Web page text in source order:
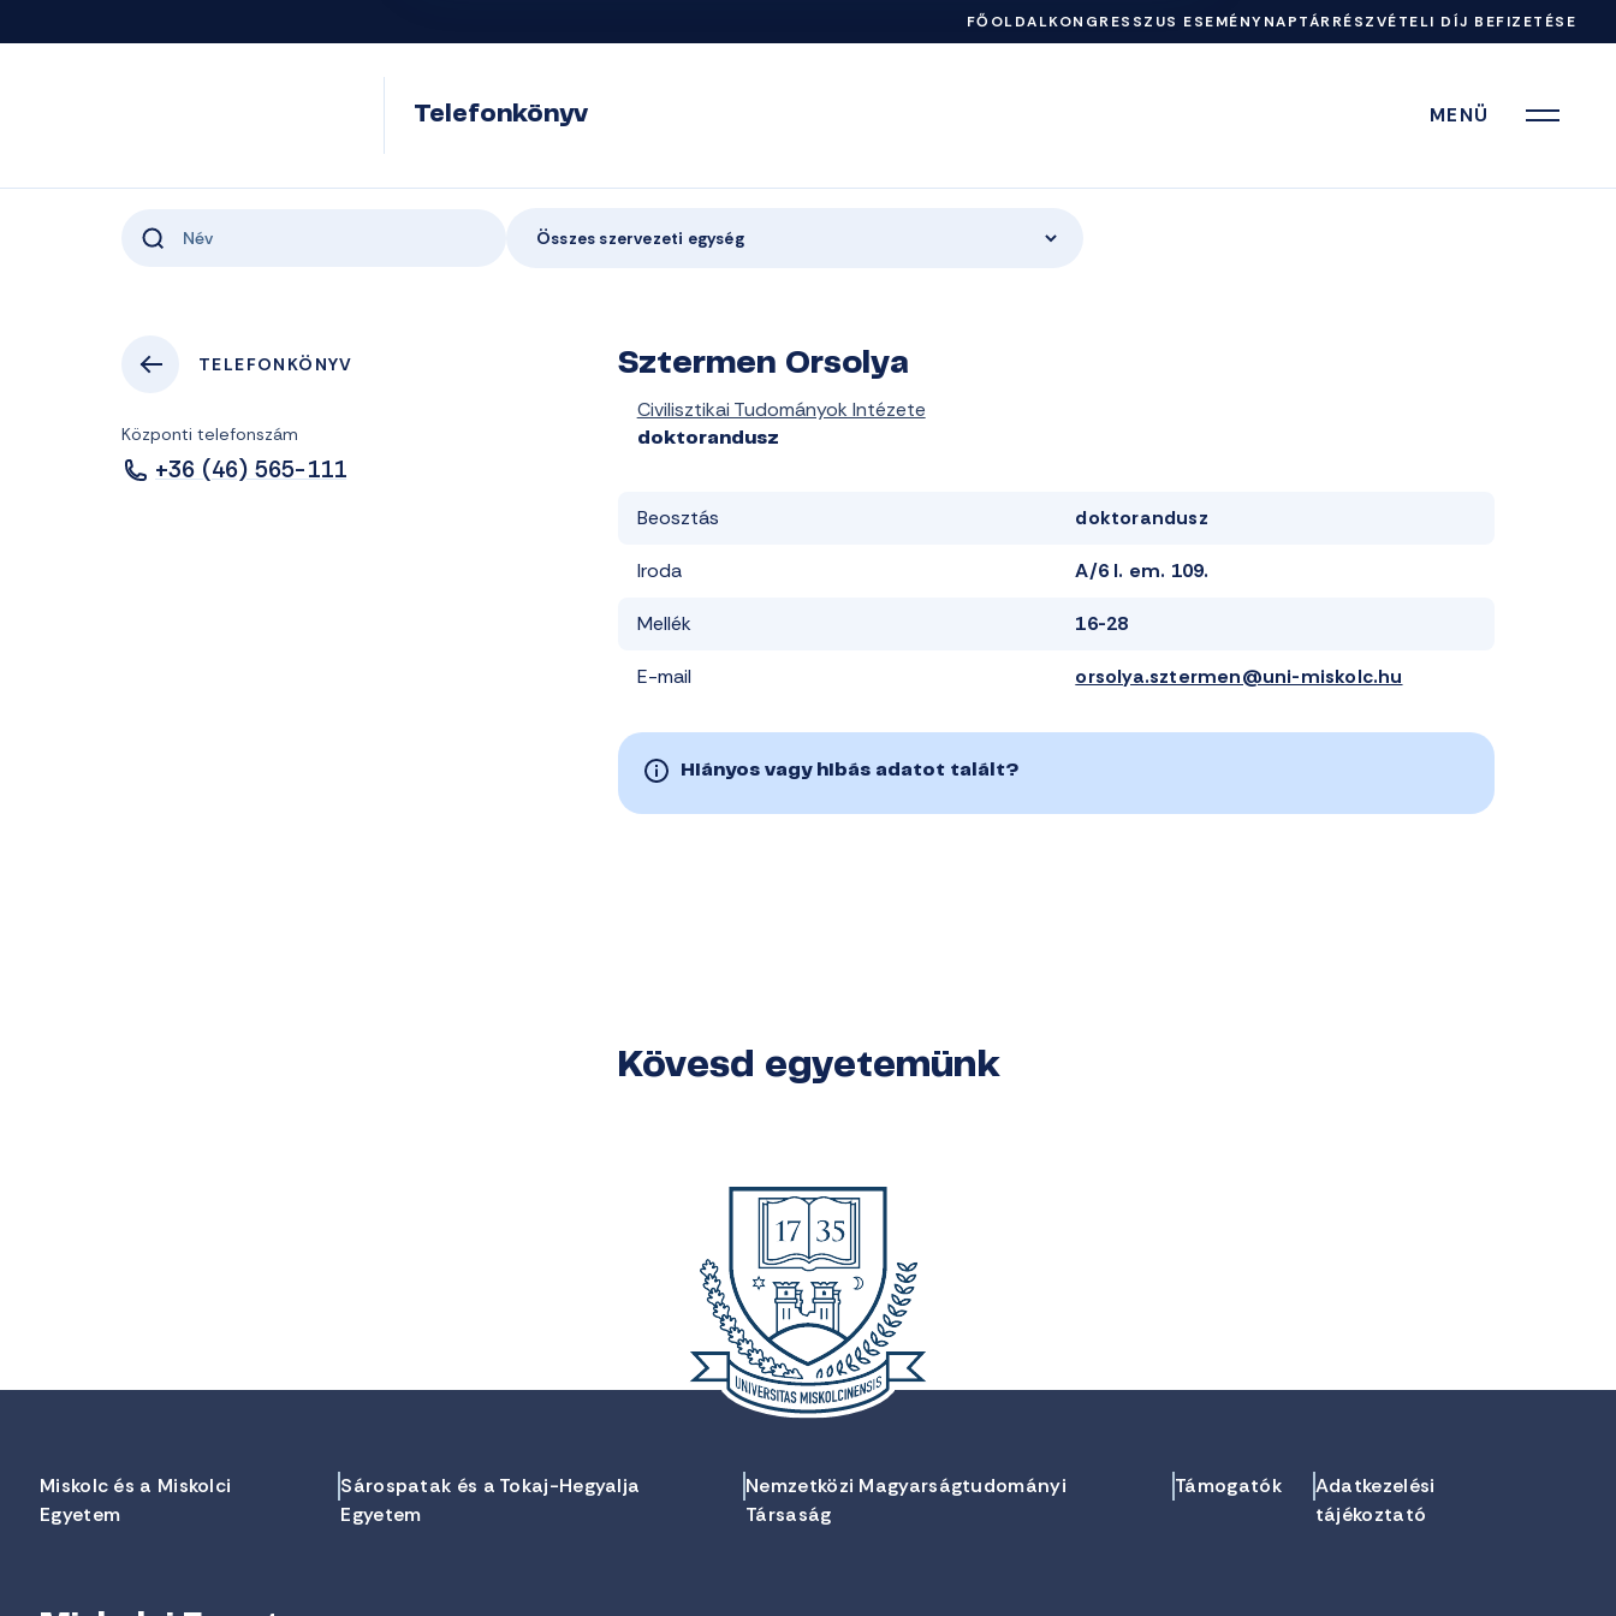
FŐOLDALKONGRESSZUS ESEMÉNYNAPTÁRRÉSZVÉTELI DÍJ BEFIZETÉSE
Telefonkönyv MENÜ
Összes szervezeti egység
TELEFONKÖNYV
Központi telefonszám
+36 (46) 565-111
Sztermen Orsolya
Civilisztikai Tudományok Intézete
doktorandusz
Beosztás doktorandusz
Iroda A/6 I. em. 109.
Mellék 16-28
E-mail orsolya.sztermen@uni-miskolc.hu
Hiányos vagy hibás adatot talált?
Kövesd egyetemünk
Miskolc és a Miskolci
Egyetem
Sárospatak és a Tokaj-Hegyalja
Egyetem
Nemzetközi Magyarságtudományi
Társaság
Támogatók
Adatkezelési
tájékoztató